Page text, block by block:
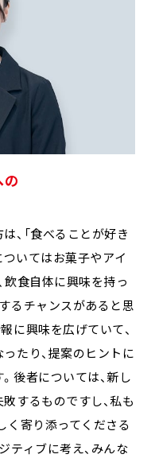
、「食べることが好き
ついてはお菓子やアイ
飲食自体に興味を持っ
るチャンスがあると思
に興味を広げていて、
たり、提案のヒントに
後者については、新し
するものですし、私も
く寄り添ってくださる
ティブに考え、みんな